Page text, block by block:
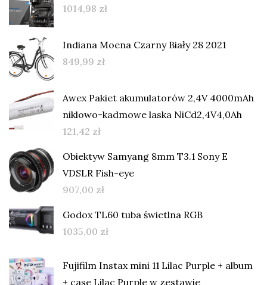
1014,98 zł
Indiana Moena Czarny Biały 28 2021
849,99 zł
Awex Pakiet akumulatorów 2,4V 4000mAh
niklowo-kadmowe laska NiCd2,4V4,0Ah
121,42 zł
Obiektyw Samyang 8mm T3.1 Sony E
VDSLR Fish-eye
907,00 zł
Godox TL60 tuba świetlna RGB
1035,00 zł
Fujifilm Instax mini 11 Lilac Purple + album
+ case Lilac Purple w zestawie